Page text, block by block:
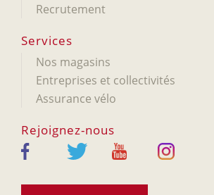
Recrutement
Services
Nos magasins
Entreprises et collectivités
Assurance vélo
Rejoignez-nous